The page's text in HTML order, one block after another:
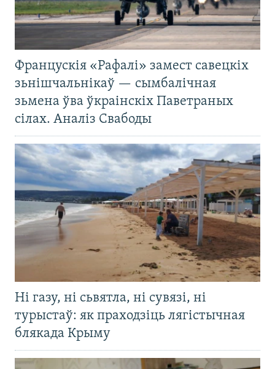
Францускія «Рафалі» замест савецкіх
зьнішчальнікаў — сымбалічная
зьмена ўва ўкраінскіх Паветраных
сілах. Аналіз Свабоды
Ні газу, ні сьвятла, ні сувязі, ні
турыстаў: як праходзіць лягістычная
блякада Крыму